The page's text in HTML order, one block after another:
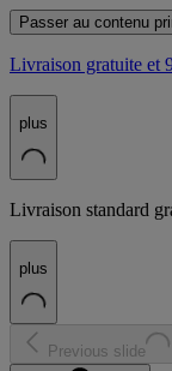
Passer au contenu
Livraison gratuite et
plus
Livraison standard
plus
Previous slide